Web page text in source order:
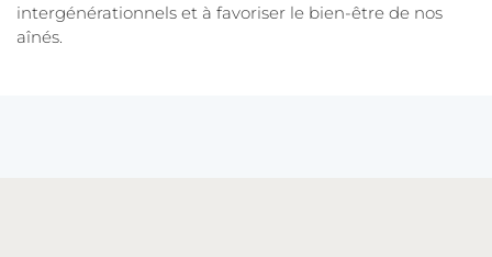
intergénérationnels et à favoriser le bien-être de nos
aînés.